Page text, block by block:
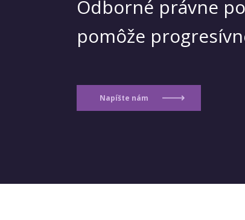
Odborné právne
pomôže
Napíšte nám